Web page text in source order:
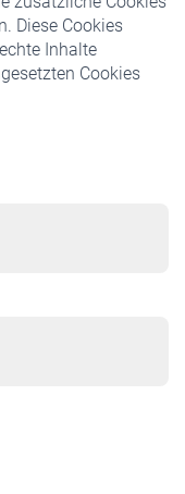
Diese Cookies
Inhalte
Cookies